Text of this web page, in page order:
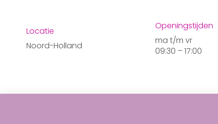
Locatie
Noord-Holland
Openingstijden
ma t/m vr
09:30 – 17:00